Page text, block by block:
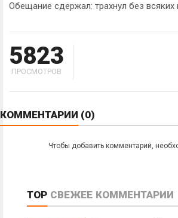
Обещание сдержал: трахнул без всяких
5823
ПРОСМОТРОВ
КОММЕНТАРИИ (0)
Чтобы добавить комментарий,
TOP СВЕЖЕЕ КОММЕНТАРИИ